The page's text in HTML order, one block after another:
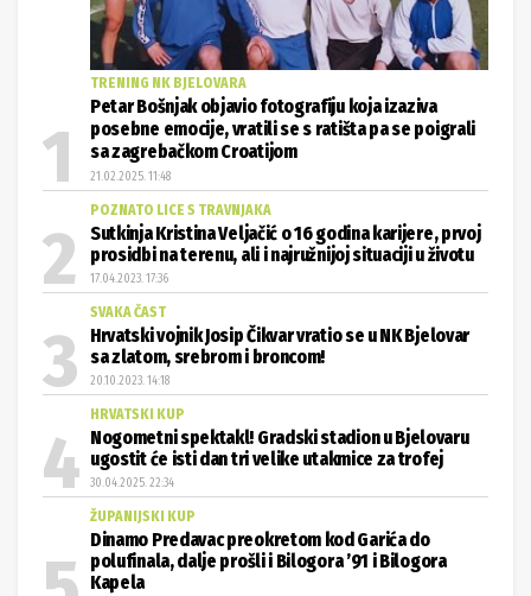
TRENING NK BJELOVARA
Petar Bošnjak objavio fotografiju koja izaziva
posebne emocije, vratili se s ratišta pa se poigrali
sa zagrebačkom Croatijom
21.02.2025. 11:48
POZNATO LICE S TRAVNJAKA
Sutkinja Kristina Veljačić o 16 godina karijere, prvoj
prosidbi na terenu, ali i najružnijoj situaciji u životu
17.04.2023. 17:36
SVAKA ČAST
Hrvatski vojnik Josip Čikvar vratio se u NK Bjelovar
sa zlatom, srebrom i broncom!
20.10.2023. 14:18
HRVATSKI KUP
Nogometni spektakl! Gradski stadion u Bjelovaru
ugostit će isti dan tri velike utakmice za trofej
30.04.2025. 22:34
ŽUPANIJSKI KUP
Dinamo Predavac preokretom kod Garića do
polufinala, dalje prošli i Bilogora ’91 i Bilogora
Kapela